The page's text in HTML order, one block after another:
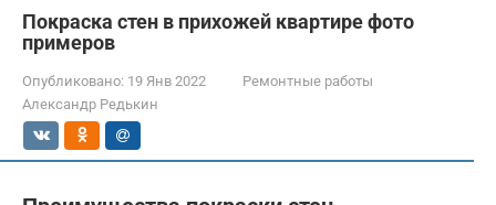
Покраска стен в прихожей квартире фото
примеров
Опубликовано: 19 Янв 2022
Ремонтные работы
Александр Редькин